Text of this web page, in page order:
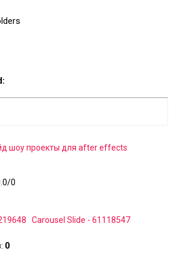
шоу проекты для after effects
/0
Carousel Slide - 61118547
: 0